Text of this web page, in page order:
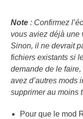
Note: Confirmez
vous aviez déjà une
Sinon, il ne devrait
fichiers existants si
demande de le
avez d’autres mods
supprimer au moins
Pour que le mod